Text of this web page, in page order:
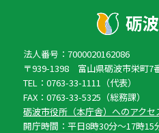
法人番号：7000020162086
〒939-1398 富山県砺波市栄町7
TEL：0763-33-1111（代表）
FAX：0763-33-5325（総務課）
砺波市役所（本庁舎）へのアクセ
開庁時間：平日8時30分〜17時15